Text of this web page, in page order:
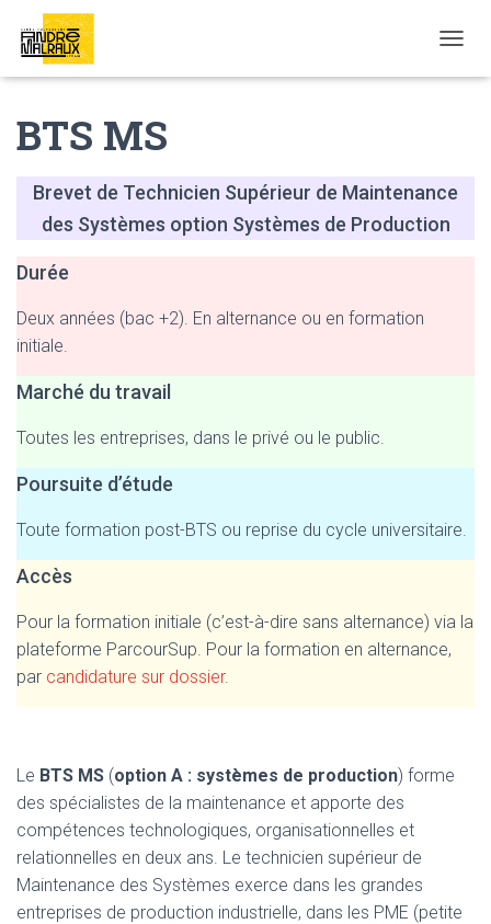
BTS MS
Brevet de Technicien Supérieur de Maintenance
des Systèmes option Systèmes de Production
Durée
Deux années (bac +2). En alternance ou en formation
initiale.
Marché du travail
Toutes les entreprises, dans le privé ou le public.
Poursuite d’étude
Toute formation post-BTS ou reprise du cycle universitaire.
Accès
Pour la formation initiale (c’est-à-dire sans alternance) via la
plateforme ParcourSup. Pour la formation en alternance,
par candidature sur dossier.
Le BTS MS (option A : systèmes de production) forme
des spécialistes de la maintenance et apporte des
compétences technologiques, organisationnelles et
relationnelles en deux ans. Le technicien supérieur de
Maintenance des Systèmes exerce dans les grandes
entreprises de production industrielle, dans les PME (petite